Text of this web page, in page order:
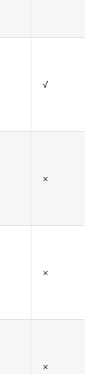
√
×
×
×